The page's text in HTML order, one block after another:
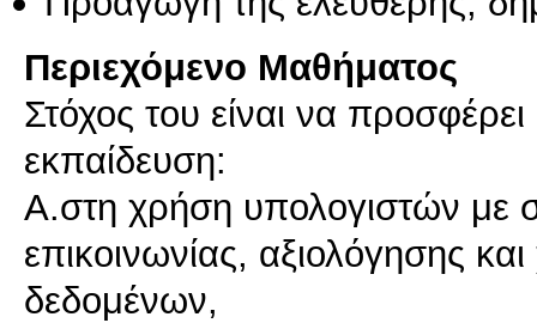
Περιεχόμενο Μαθήματος
Στόχος του είναι να
εκπαίδευση:
A.στη χρήση υπολογιστών με
επικοινωνίας, αξιολόγησης
δεδομένων,